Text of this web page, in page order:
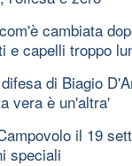
cambiata
e capelli troppo
di Biagio
vera è un'altra'
il 19
speciali